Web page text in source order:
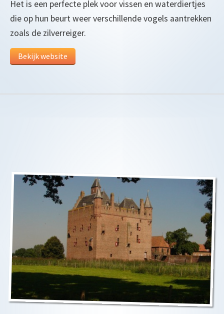
Het is een perfecte plek voor vissen en waterdiertjes
die op hun beurt weer verschillende vogels aantrekken
zoals de zilverreiger.
Bekijk website